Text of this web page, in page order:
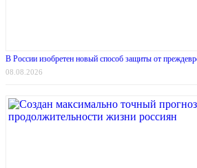
В России изобретен новый способ защиты от
08.08.2026